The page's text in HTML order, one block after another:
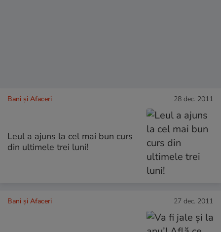
Bani și Afaceri 28 dec. 2011
Leul a ajuns la cel mai bun curs
din ultimele trei luni!
Bani și Afaceri 27 dec. 2011